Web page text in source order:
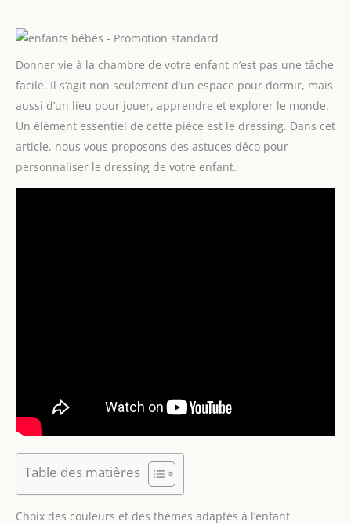
Donner vie à la chambre de votre enfant n’est pas une tâche
facile. Il s’agit non seulement d’un espace pour dormir, mais
aussi d’un lieu pour jouer, apprendre et explorer le monde.
Un élément essentiel de cette pièce est le dressing. Dans cet
article, nous vous proposons des astuces déco pour
personnaliser le dressing de votre enfant.
Table des matières
Choix des couleurs et des thèmes adaptés à l’enfant